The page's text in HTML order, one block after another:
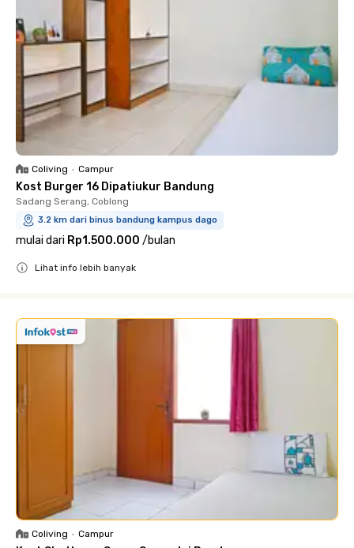
Coliving • Campur
Kost Burger 16 Dipatiukur Bandung
Sadang Serang, Coblong
3.2 km dari binus bandung kampus dago
mulai dari Rp1.500.000 /bulan
Lihat info lebih banyak
Coliving • Campur